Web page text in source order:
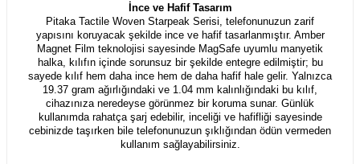
İnce ve Hafif Tasarım
Pitaka Tactile Woven Starpeak Serisi, telefonunuzun zarif
yapısını koruyacak şekilde ince ve hafif tasarlanmıştır. Amber
Magnet Film teknolojisi sayesinde MagSafe uyumlu manyetik
halka, kılıfın içinde sorunsuz bir şekilde entegre edilmiştir; bu
sayede kılıf hem daha ince hem de daha hafif hale gelir. Yalnızca
19.37 gram ağırlığındaki ve 1.04 mm kalınlığındaki bu kılıf,
cihazınıza neredeyse görünmez bir koruma sunar. Günlük
kullanımda rahatça şarj edebilir, inceliği ve hafifliği sayesinde
cebinizde taşırken bile telefonunuzun şıklığından ödün vermeden
kullanım sağlayabilirsiniz.